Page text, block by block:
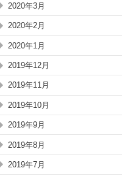
2020年3月
2020年2月
2020年1月
2019年12月
2019年11月
2019年10月
2019年9月
2019年8月
2019年7月